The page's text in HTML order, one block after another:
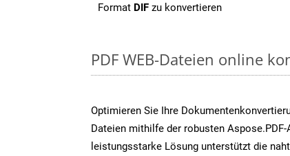
Format DIF zu konvertieren
PDF WEB-Dateien online
Optimieren Sie Ihre
Dateien mithilfe der robusten
leistungsstarke Lösung unterstützt die